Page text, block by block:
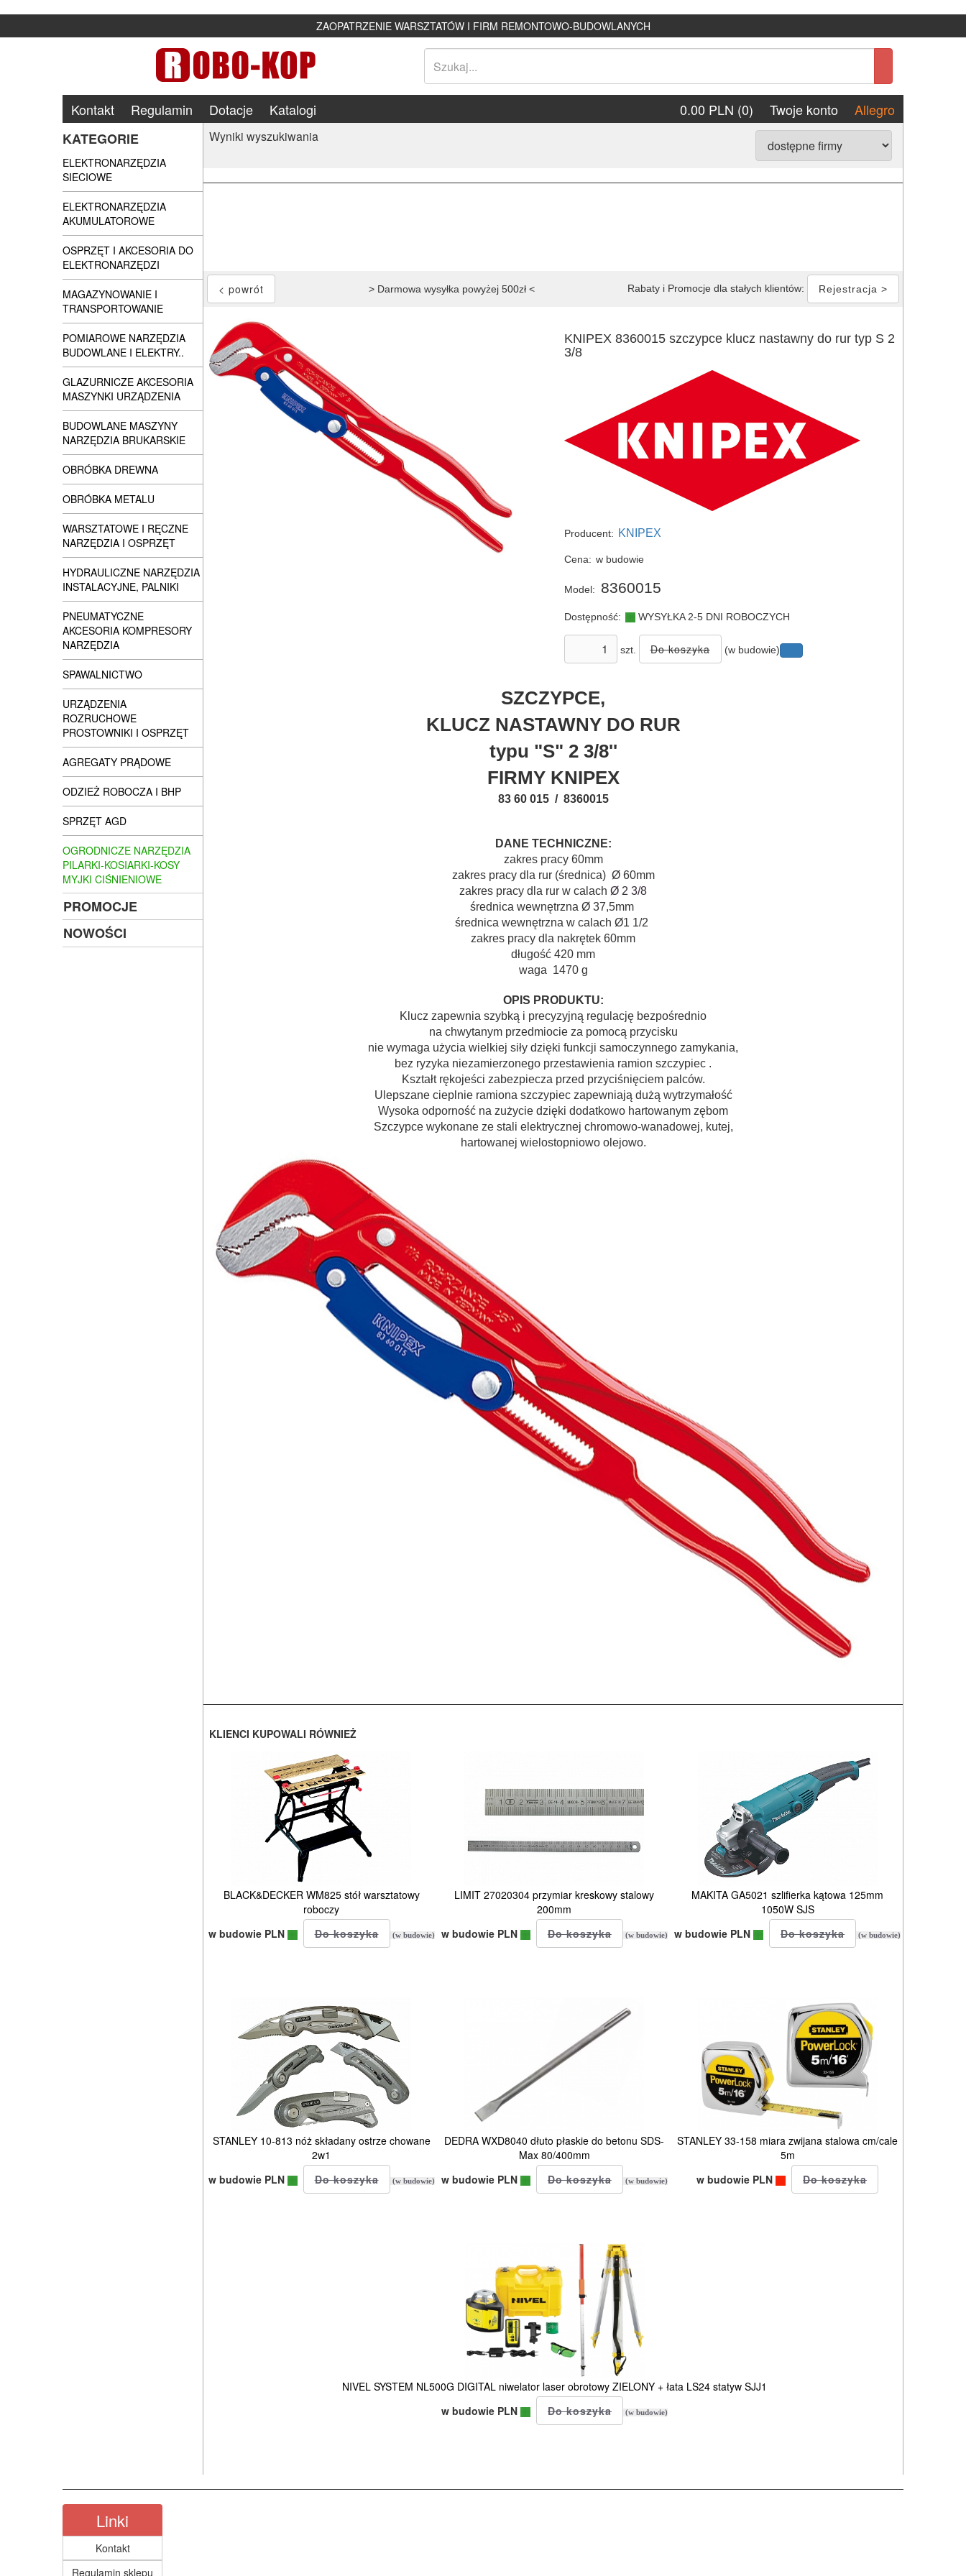
ZAOPATRZENIE WARSZTATÓW I FIRM REMONTOWO-BUDOWLANYCH
Kontakt Regulamin Dotacje Katalogi 0.00 PLN (0) Twoje konto
Allegro
KATEGORIE
ELEKTRONARZĘDZIA
SIECIOWE
ELEKTRONARZĘDZIA
AKUMULATOROWE
OSPRZĘT I AKCESORIA DO
ELEKTRONARZĘDZI
MAGAZYNOWANIE I
TRANSPORTOWANIE
POMIAROWE NARZĘDZIA
BUDOWLANE I ELEKTRY..
GLAZURNICZE AKCESORIA
MASZYNKI URZĄDZENIA
BUDOWLANE MASZYNY
NARZĘDZIA BRUKARSKIE
OBRÓBKA DREWNA
OBRÓBKA METALU
WARSZTATOWE I RĘCZNE
NARZĘDZIA I OSPRZĘT
HYDRAULICZNE NARZĘDZIA
INSTALACYJNE, PALNIKI
PNEUMATYCZNE
AKCESORIA KOMPRESORY
NARZĘDZIA
SPAWALNICTWO
URZĄDZENIA
ROZRUCHOWE
PROSTOWNIKI I OSPRZĘT
AGREGATY PRĄDOWE
ODZIEŻ ROBOCZA I BHP
SPRZĘT AGD
OGRODNICZE NARZĘDZIA
PILARKI-KOSIARKI-KOSY
MYJKI CIŚNIENIOWE
PROMOCJE
NOWOŚCI
Wyniki wyszukiwania
> Darmowa wysyłka powyżej 500zł < Rabaty i Promocje dla stałych klientów: Rejestracja >
KNIPEX 8360015 szczypce klucz nastawny do rur typ S 2
3/8
Producent: KNIPEX
Cena: w budowie
Model: 8360015
Dostępność: WYSYŁKA 2-5 DNI ROBOCZYCH
szt. (w budowie)
SZCZYPCE,
KLUCZ NASTAWNY DO RUR
typu "S" 2 3/8''
FIRMY KNIPEX
83 60 015 / 8360015
DANE TECHNICZNE:
zakres pracy 60mm
zakres pracy dla rur (średnica) Ø 60mm
zakres pracy dla rur w calach Ø 2 3/8
średnica wewnętrzna Ø 37,5mm
średnica wewnętrzna w calach Ø1 1/2
zakres pracy dla nakrętek 60mm
długość 420 mm
waga 1470 g
OPIS PRODUKTU:
Klucz zapewnia szybką i precyzyjną regulację bezpośrednio
na chwytanym przedmiocie za pomocą przycisku
nie wymaga użycia wielkiej siły dzięki funkcji samoczynnego zamykania,
bez ryzyka niezamierzonego przestawienia ramion szczypiec .
Kształt rękojeści zabezpiecza przed przyciśnięciem palców.
Ulepszane cieplnie ramiona szczypiec zapewniają dużą wytrzymałość
Wysoka odporność na zużycie dzięki dodatkowo hartowanym zębom
Szczypce wykonane ze stali elektrycznej chromowo-wanadowej, kutej,
hartowanej wielostopniowo olejowo.
KLIENCI KUPOWALI RÓWNIEŻ
BLACK&DECKER WM825 stół warsztatowy
roboczy
w budowie PLN
(w budowie)
LIMIT 27020304 przymiar kreskowy stalowy
200mm
w budowie PLN
(w budowie)
MAKITA GA5021 szlifierka kątowa 125mm
1050W SJS
w budowie PLN
(w budowie)
STANLEY 10-813 nóż składany ostrze chowane
2w1
w budowie PLN
(w budowie)
DEDRA WXD8040 dłuto płaskie do betonu SDS-
Max 80/400mm
w budowie PLN
(w budowie)
STANLEY 33-158 miara zwijana stalowa cm/cale
5m
w budowie PLN
NIVEL SYSTEM NL500G DIGITAL niwelator laser obrotowy ZIELONY + łata LS24 statyw SJJ1
w budowie PLN
(w budowie)
Linki
Kontakt
Regulamin sklepu